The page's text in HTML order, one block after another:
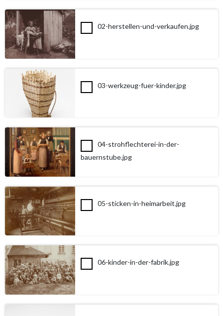
02-herstellen-und-verkaufen.jpg
03-werkzeug-fuer-kinder.jpg
04-strohflechterei-in-der-
bauernstube.jpg
05-sticken-in-heimarbeit.jpg
06-kinder-in-der-fabrik.jpg